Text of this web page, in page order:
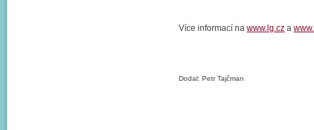
Více informací na www.lg.cz a
Dodal: Petr Tajčman